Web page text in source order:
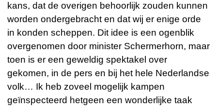
kans, dat de overigen behoorlijk zouden kunnen
worden ondergebracht en dat wij er enige orde
in konden scheppen. Dit idee is een ogenblik
overgenomen door minister Schermerhorn, maar
toen is er een geweldig spektakel over
gekomen, in de pers en bij het hele Nederlandse
volk… Ik heb zoveel mogelijk kampen
geïnspecteerd hetgeen een wonderlijke taak